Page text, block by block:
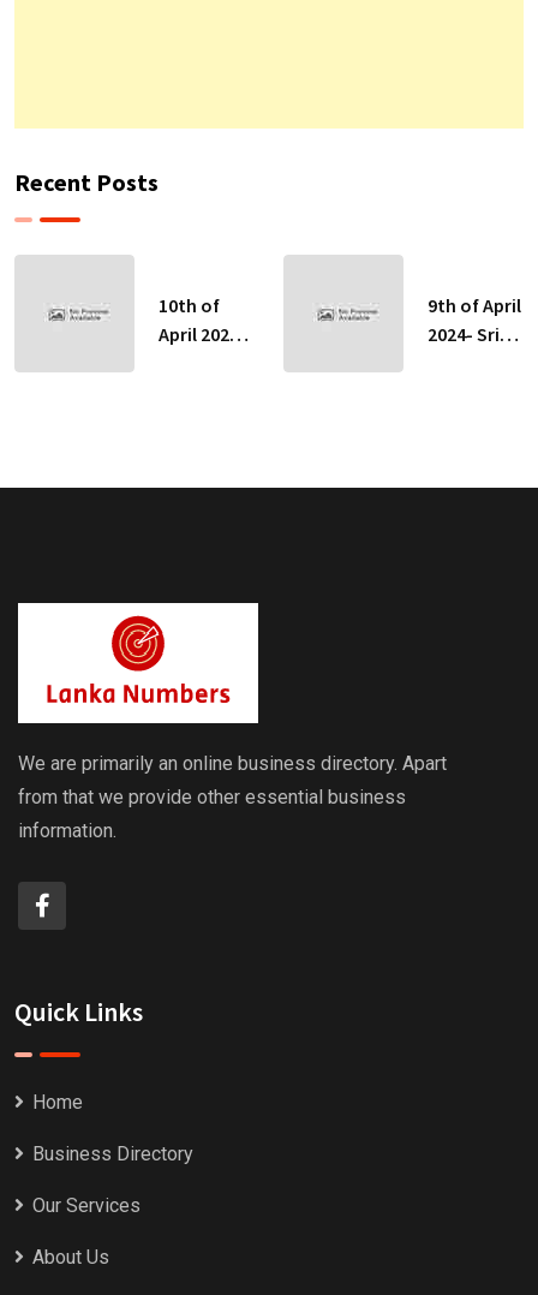
Recent Posts
10th of
April 2024-
9th of April
2024- Sri
We are primarily an online business directory. Apart
from that we provide other essential business
information.
Quick Links
Home
Business Directory
Our Services
About Us